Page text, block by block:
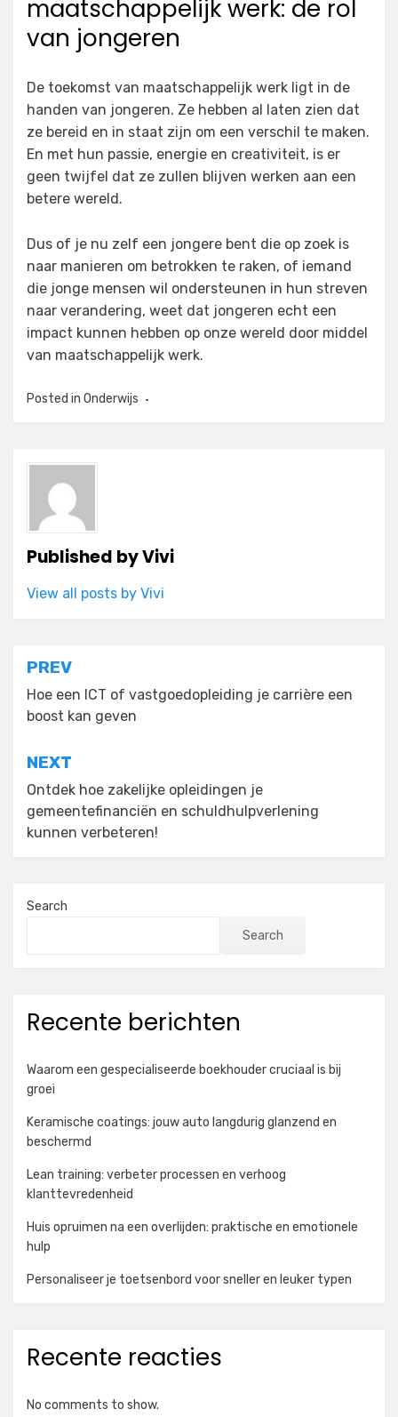
maatschappelijk werk: de rol
van jongeren
De toekomst van maatschappelijk werk ligt in de
handen van jongeren. Ze hebben al laten zien dat
ze bereid en in staat zijn om een verschil te maken.
En met hun passie, energie en creativiteit, is er
geen twijfel dat ze zullen blijven werken aan een
betere wereld.
Dus of je nu zelf een jongere bent die op zoek is
naar manieren om betrokken te raken, of iemand
die jonge mensen wil ondersteunen in hun streven
naar verandering, weet dat jongeren echt een
impact kunnen hebben op onze wereld door middel
van maatschappelijk werk.
Posted in Onderwijs
Published byVivi
View all posts by Vivi
Post
navigation
PREV
Hoe een ICT of vastgoedopleiding je carrière een
boost kan geven
NEXT
Ontdek hoe zakelijke opleidingen je
gemeentefinanciën en schuldhulpverlening
kunnen verbeteren!
Search
Search
Recente berichten
Waarom een gespecialiseerde boekhouder cruciaal is bij
groei
Keramische coatings: jouw auto langdurig glanzend en
beschermd
Lean training: verbeter processen en verhoog
klanttevredenheid
Huis opruimen na een overlijden: praktische en emotionele
hulp
Personaliseer je toetsenbord voor sneller en leuker typen
Recente reacties
No comments to show.